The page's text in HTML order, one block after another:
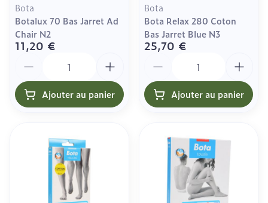
Bota
Botalux 70 Bas Jarret Ad
Chair N2
11,20 €
Ajouter au panier
Bota
Bota Relax 280 Coton
Bas Jarret Blue N3
25,70 €
Ajouter au panier